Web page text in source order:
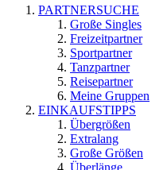
PARTNERSUCHE
Große Singles
Freizeitpartner
Sportpartner
Tanzpartner
Reisepartner
Meine Gruppen
EINKAUFSTIPPS
Übergrößen
Extralang
Große Größen
Überlänge